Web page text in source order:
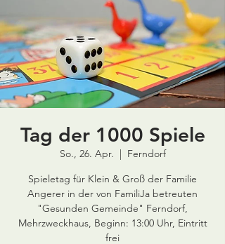
Tag der 1000 Spiele
So., 26. Apr.
  |
Ferndorf
Spieletag für Klein & Groß der Familie
Angerer in der von FamiliJa betreuten
"Gesunden Gemeinde" Ferndorf,
Mehrzweckhaus, Beginn: 13:00 Uhr, Eintritt
frei